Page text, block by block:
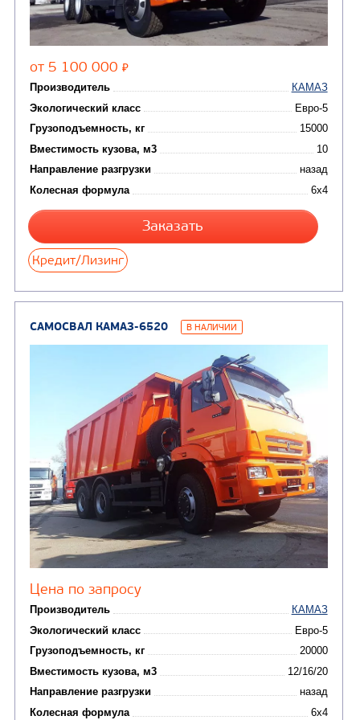
Автогудронаторы
Каналопромывочные
Комбинированные
САМОСВАЛ КАМАЗ-65115
от 5 100 000₽
Производитель
Экологический класс
Грузоподъемность, кг
Вместимость кузова, м3
Колесная формула